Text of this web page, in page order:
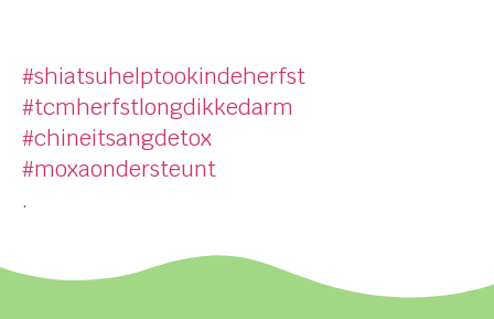
#shiatsuhelptookindeherfst
#tcmherfstlongdikkedarm
#chineitsangdetox
#moxaondersteunt
.